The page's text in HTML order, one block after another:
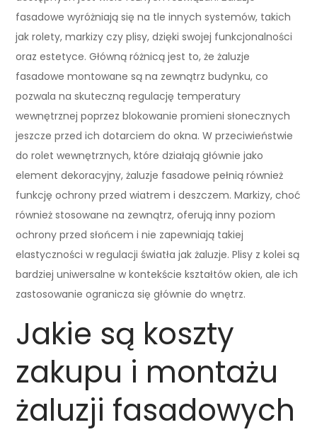
fasadowe wyróżniają się na tle innych systemów, takich
jak rolety, markizy czy plisy, dzięki swojej funkcjonalności
oraz estetyce. Główną różnicą jest to, że żaluzje
fasadowe montowane są na zewnątrz budynku, co
pozwala na skuteczną regulację temperatury
wewnętrznej poprzez blokowanie promieni słonecznych
jeszcze przed ich dotarciem do okna. W przeciwieństwie
do rolet wewnętrznych, które działają głównie jako
element dekoracyjny, żaluzje fasadowe pełnią również
funkcję ochrony przed wiatrem i deszczem. Markizy, choć
również stosowane na zewnątrz, oferują inny poziom
ochrony przed słońcem i nie zapewniają takiej
elastyczności w regulacji światła jak żaluzje. Plisy z kolei są
bardziej uniwersalne w kontekście kształtów okien, ale ich
zastosowanie ogranicza się głównie do wnętrz.
Jakie są koszty
zakupu i montażu
żaluzji fasadowych